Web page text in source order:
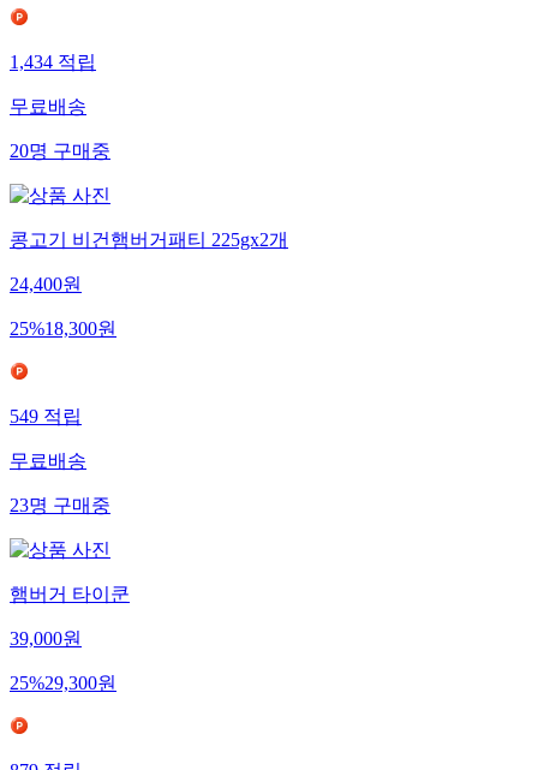
1,434적립
무료배송
20명구매중
콩고기 비건햄버거패티 225gx2개
24,400원
25%18,300원
549적립
무료배송
23명구매중
햄버거 타이쿤
39,000원
25%29,300원